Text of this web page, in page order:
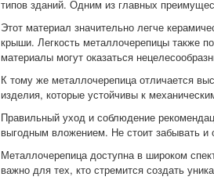
типов зданий. Одним из главных
Этот материал значительно легче
крыши. Легкость металлочерепицы также
материалы могут оказаться
К тому же металлочерепица отличается
изделия, которые устойчивы к
Правильный уход и соблюдение
выгодным вложением. Не стоит забывать и
Металлочерепица доступна в широком
важно для тех, кто стремится создать